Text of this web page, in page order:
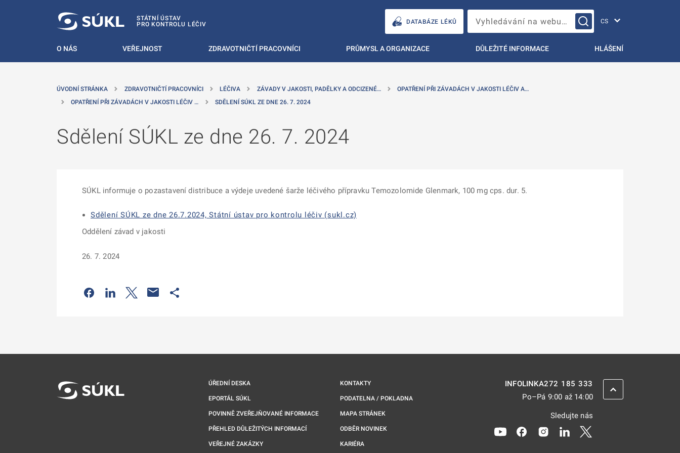
STÁTNÍ ÚSTAV
PRO KONTROLU LÉČIV
DATABÁZE LÉKŮ Vyhledávání na webu…
O NÁS VEŘEJNOST ZDRAVOTNIČTÍ PRACOVNÍCI PRŮMYSL A ORGANIZACE DŮLEŽITÉ INFORMACE HLÁŠENÍ
ÚVODNÍ STRÁNKA ZDRAVOTNIČTÍ PRACOVNÍCI LÉČIVA ZÁVADY V JAKOSTI, PADĚLKY A ODCIZENÉ…
OPATŘENÍ PŘI ZÁVADÁCH V JAKOSTI LÉČIV A…
OPATŘENÍ PŘI ZÁVADÁCH V JAKOSTI LÉČIV …
SDĚLENÍ SÚKL ZE DNE 26. 7. 2024
Sdělení SÚKL ze dne 26. 7. 2024
SÚKL informuje o pozastavení distribuce a výdeje uvedené šarže léčivého přípravku Temozolomide Glenmark, 100 mg cps. dur. 5.
Sdělení SÚKL ze dne 26.7.2024, Státní ústav pro kontrolu léčiv (sukl.cz)
Oddělení závad v jakosti
26. 7. 2024
Odkaz se otevře na nové kartě
Odkaz se otevře na nové kartě
Odkaz se otevře na nové kartě
ÚŘEDNÍ DESKA
EPORTÁL SÚKL
POVINNĚ ZVEŘEJŇOVANÉ INFORMACE
PŘEHLED DŮLEŽITÝCH INFORMACÍ
VEŘEJNÉ ZAKÁZKY
KONTAKTY
PODATELNA / POKLADNA
MAPA STRÁNEK
ODBĚR NOVINEK
KARIÉRA
INFOLINKA272 185 333
Po–Pá 9:00 až 14:00
Sledujte nás
Odkaz se otevře na nové kartě
Odkaz se otevře na nové kartě
Odkaz se otevře na nové kartě
Odkaz se otevře na nové
ZPĚT NAHORU